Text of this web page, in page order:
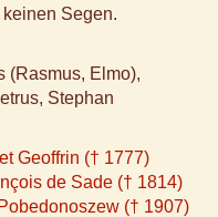
Segen.
(Rasmus, Elmo),
Stephan
Geoffrin († 1777)
de Sade († 1814)
(† 1907)